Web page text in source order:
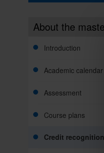
About the
Introduction
Academic calendar
Assessment
Course plans
Credit recognition